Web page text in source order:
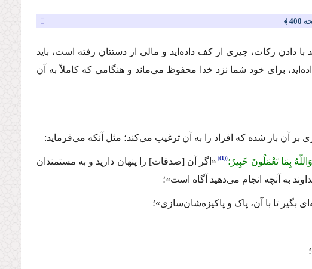
﴾
با دادن زكات، چیزی از كف داده‌اید و مالی از دستتان رفته است، باید
برای خود شما نزد خدا محفوظ می‌ماند و هنگامی كه كاملاً به آن
بر آن بار شده كه افراد را به آن ترغیب می‌كند؛ مثل آنكه می‌فرماید:
بِمَا تَعْمَلُونَ خَبِیرٌ؛ (1)
«اگر آن [صدقات] را پنهان دارید و به مستمندان
به آنچه انجام می‌دهید آگاه است»؛
بگیر تا با آن، پاک و پاکیزه‌شان‌سازی»؛